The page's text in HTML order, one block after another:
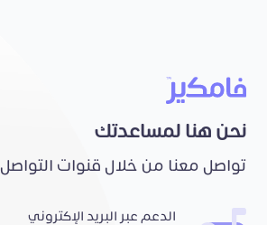
نحن هنا لمساعدتك
تواصل معنا من خلال قنوات التواصل
الدعم عبر البريد الإكتروني